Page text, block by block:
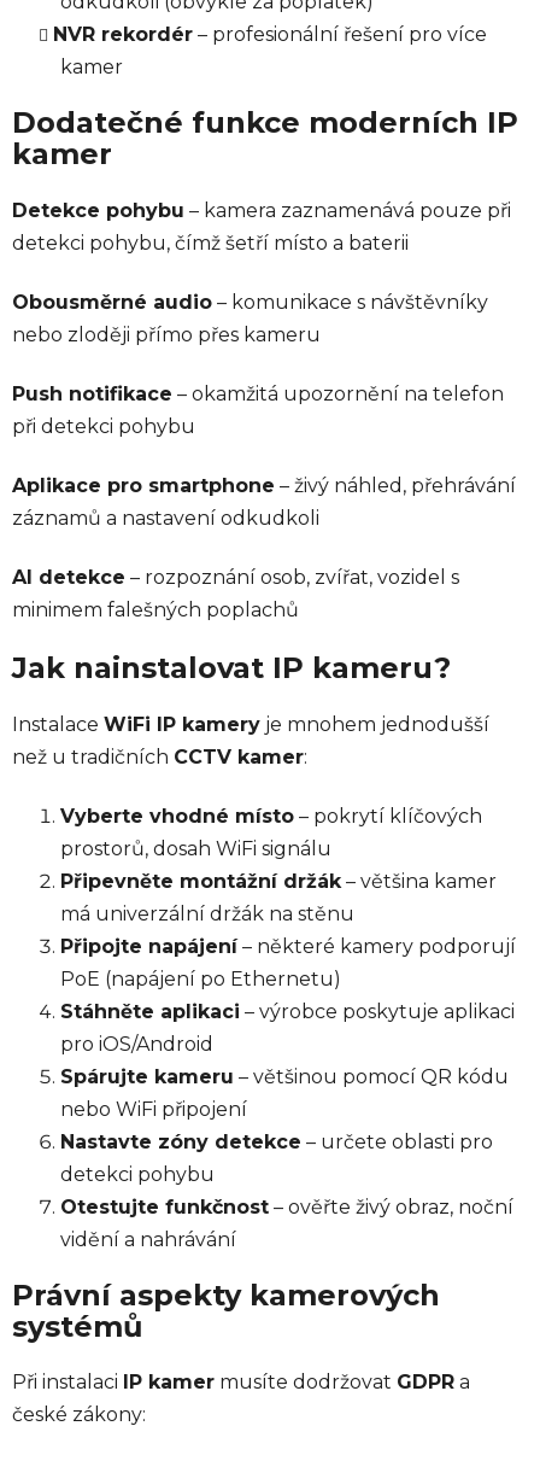
NVR rekordér – profesionální řešení pro více
kamer
Dodatečné funkce moderních IP
kamer
Detekce pohybu – kamera zaznamenává pouze při
detekci pohybu, čímž šetří místo a baterii
Obousměrné audio – komunikace s návštěvníky
nebo zloději přímo přes kameru
Push notifikace – okamžitá upozornění na telefon
při detekci pohybu
Aplikace pro smartphone – živý náhled, přehrávání
záznamů a nastavení odkudkoli
AI detekce – rozpoznání osob, zvířat, vozidel s
minimem falešných poplachů
Jak nainstalovat IP kameru?
Instalace WiFi IP kamery je mnohem jednodušší
než u tradičních CCTV kamer:
Vyberte vhodné místo – pokrytí klíčových
prostorů, dosah WiFi signálu
Připevněte montážní držák – většina kamer
má univerzální držák na stěnu
Připojte napájení– některé kamery podporují
PoE (napájení po Ethernetu)
Stáhněte aplikaci – výrobce poskytuje aplikaci
pro iOS/Android
Spárujte kameru – většinou pomocí QR kódu
nebo WiFi připojení
Nastavte zóny detekce – určete oblasti pro
detekci pohybu
Otestujte funkčnost – ověřte živý obraz, noční
vidění a nahrávání
Právní aspekty kamerových
systémů
Při instalaci IP kamer musíte dodržovat GDPR a
české zákony: